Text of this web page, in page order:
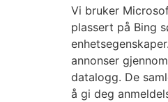
Vi bruker
plassert på Bing
annonser
datalogg. De
å gi deg